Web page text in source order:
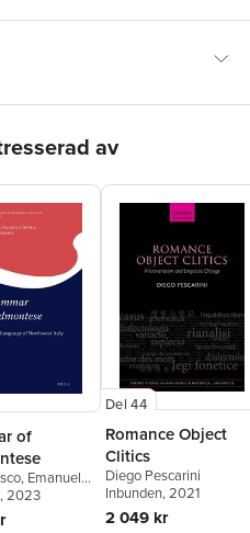
av
of
, Emanuele
Duberti
, 2023
Del 44
Romance Object
Clitics
Diego Pescarini
Inbunden, 2021
2 049 kr